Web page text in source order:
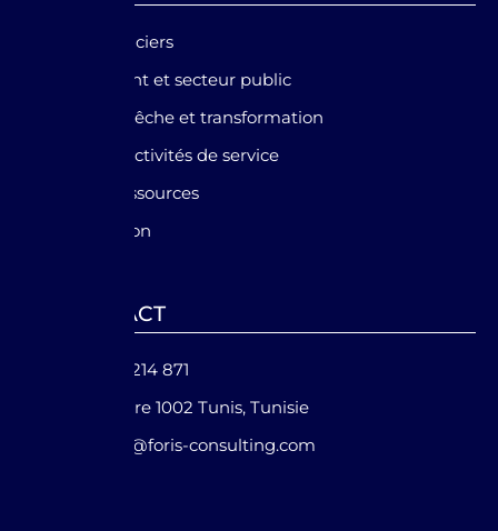
Services financiers
Gouvernement et secteur public
Agriculture, pêche et transformation
Tourisme et activités de service
Energie et ressources
IT et innovation
CONTACT
+216 93 214 871
Belvédère 1002 Tunis, Tunisie
contact@foris-consulting.com